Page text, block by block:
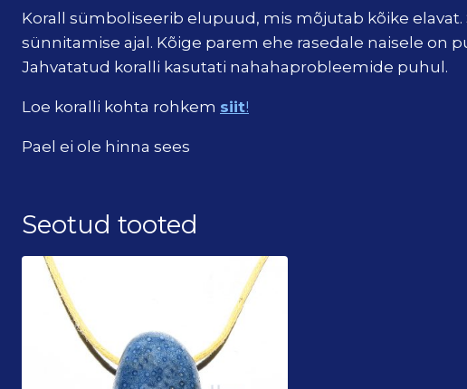
Korall sümboliseerib elupuud, mis mõjutab kõike
sünnitamise ajal. Kõige parem ehe rasedale naisele on
Jahvatatud koralli kasutati nahahaprobleemide puhul.
Loe koralli kohta rohkem siit!
Pael ei ole hinna sees
Seotud tooted